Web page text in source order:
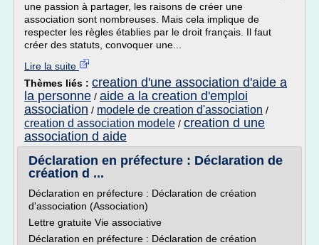
une passion à partager, les raisons de créer une
association sont nombreuses. Mais cela implique de
respecter les règles établies par le droit français. Il faut
créer des statuts, convoquer une...
Lire la suite
Thèmes liés : creation d'une association d'aide a
la personne / aide a la creation d'emploi
association / modele de creation d'association /
creation d association modele / creation d une
association d aide
Déclaration en préfecture : Déclaration de
création d ...
Déclaration en préfecture : Déclaration de création
d'association (Association)
Lettre gratuite Vie associative
Déclaration en préfecture : Déclaration de création